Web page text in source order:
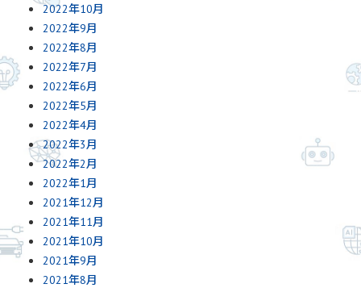
2022年10月
2022年9月
2022年8月
2022年7月
2022年6月
2022年5月
2022年4月
2022年3月
2022年2月
2022年1月
2021年12月
2021年11月
2021年10月
2021年9月
2021年8月